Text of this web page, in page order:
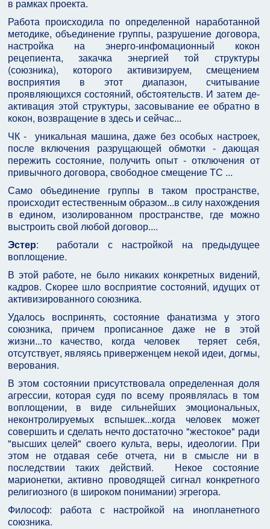
в рамках проекта.
Работа происходила по определенной наработанной
методике, объединение группы, разрушение договора,
настройка на энерго-инфомационный кокон
рецепиента, закачка энергией той структуры
(союзника), которого активизируем, смещением
восприятия в этот диапазон, считывание
проявляющихся состояний, обстоятельств. И затем де-
активация этой структуры, засовывание ее обратно в
кокон, возвращение в здесь и сейчас...
ЧК - уникальная машина, даже без особых настроек,
после включения разрущающей обмотки - дающая
пережить состояние, получить опыт - отключения от
привычного договора, свободное смещение ТС ...
Само объединение группы в таком пространстве,
происходит естественным образом...в силу нахождения
в едином, изолированном пространстве, где можно
выстроить свой любой договор....
Эстер: работали с настройкой на предыдущее
воплощение.
В этой работе, не было никаких конкретных видений,
кадров. Скорее шло восприятие состояний, идущих от
активизированного союзника.
Удалось воспринять, состояние фанатизма у этого
союзника, причем прописанное даже не в этой
жизни...то качество, когда человек теряет себя,
отсутствует, являясь приверженцем некой идеи, догмы,
верования.
В этом состоянии присутствовала определенная доля
агрессии, которая судя по всему проявлялась в том
воплощении, в виде сильнейших эмоциональных,
неконтролируемых вспышек...когда человек может
совершить и сделать нечто достаточно "жестокое" ради
"высших целей" своего культа, веры, идеологии. При
этом не отдавая себе отчета, ни в смысле ни в
последствии таких действий. Некое состояние
марионетки, активно проводящей сигнал конкретного
религиозного (в широком понимании) эгрегора.
Философ: работа с настройкой на инопланетного
союзника.